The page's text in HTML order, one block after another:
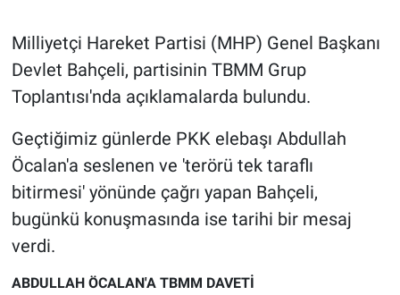
Milliyetçi Hareket Partisi (MHP) Genel Başkanı
Devlet Bahçeli, partisinin TBMM Grup
Toplantısı'nda açıklamalarda bulundu.
Geçtiğimiz günlerde PKK elebaşı Abdullah
Öcalan'a seslenen ve 'terörü tek taraflı
bitirmesi' yönünde çağrı yapan Bahçeli,
bugünkü konuşmasında ise tarihi bir mesaj
verdi.
ABDULLAH ÖCALAN'A TBMM DAVETİ
Günün görüntüsü
Haber
Kimdir
Koronavirüs